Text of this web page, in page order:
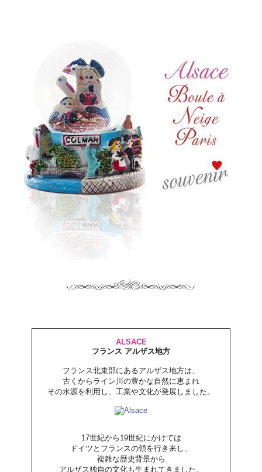
ALSACE
フランス アルザス地方
フランス北東部にあるアルザス地方は、
古くからライン川の豊かな自然に恵まれ
その水源を利用し、工業や文化が発展しました。
17世紀から19世紀にかけては
ドイツとフランスの領を行き来し、
複雑な歴史背景から
アルザス独自の文化も生まれてきました。